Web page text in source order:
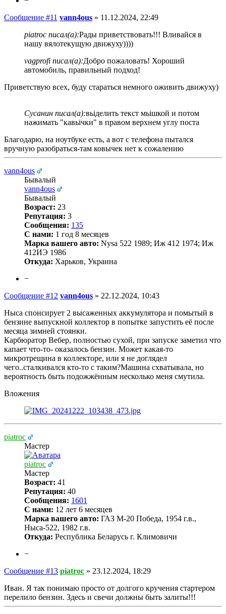
Сообщение #11 vann4ous » 11.12.2024, 22:49
piatroc писал(а):Рады приветствовать!!! Вливайся в
нашу вялотекущую движуху))))
vagprofi писал(а):Добро пожаловать! Хороший
автомобиль, правильный подход!
Приветствую всех, буду стараться немного оживить движуху)
Сусанин писал(а):вьіделить текст мьішкой и потом
нажимать "кавьічки" в правом верхнем углу поста
Благодарю, на ноутбуке есть, а вот с телефона пытался
вручную разобраться-там ковычек нет к сожалению
vann4ous
Бывалый
vann4ous
Бывалый
Возраст: 23
Репутация: 3
Сообщения: 135
С нами: 1 год 8 месяцев
Марка вашего авто: Nysa 522 1989; Иж 412 1974; Иж
412ИЭ 1986
Откуда: Харьков, Украина
−
Сообщение #12 vann4ous » 22.12.2024, 10:43
Ныса спонсирует 2 высаженных аккумулятора и помытый в
бензине выпускной коллектор в попытке запустить её после
месяца зимней стоянки.
Карбюратор Вебер, полностью сухой, при запуске заметил что
капает что-то- оказалось бензин. Может какая-то
микротрещина в коллекторе, или я не доглядел
чего..сталкивался кто-то с таким?Машина схватывала, но
вероятность быть подожжённым несколько меня смутила.
Вложения
piatroc
Мастер
piatroc
Мастер
Возраст: 41
Репутация: 40
Сообщения: 1601
С нами: 12 лет 6 месяцев
Марка вашего авто: ГАЗ М-20 Победа, 1954 г.в.,
Ныса-522, 1982 г.в.
Откуда: Республика Беларусь г. Климовичи
−
Сообщение #13 piatroc » 23.12.2024, 18:29
Иван. Я так понимаю просто от долгого кручения стартером
перелило бензин. Здесь и свечи должны быть залиты!!!